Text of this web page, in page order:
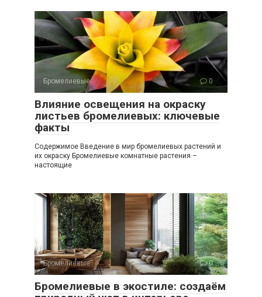
Бромелиевые 0
Влияние освещения на окраску
листьев бромелиевых: ключевые
факты
Содержимое Введение в мир бромелиевых растений и
их окраску Бромелиевые комнатные растения –
настоящие
Бромелиевые 0
Бромелиевые в экостиле: создаём